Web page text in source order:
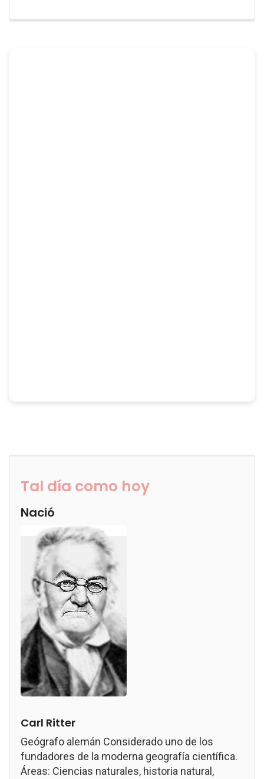
Tal día como hoy
Nació
Carl Ritter
Geógrafo alemán Considerado uno de los
fundadores de la moderna geografía científica.
Áreas: Ciencias naturales, historia natural,